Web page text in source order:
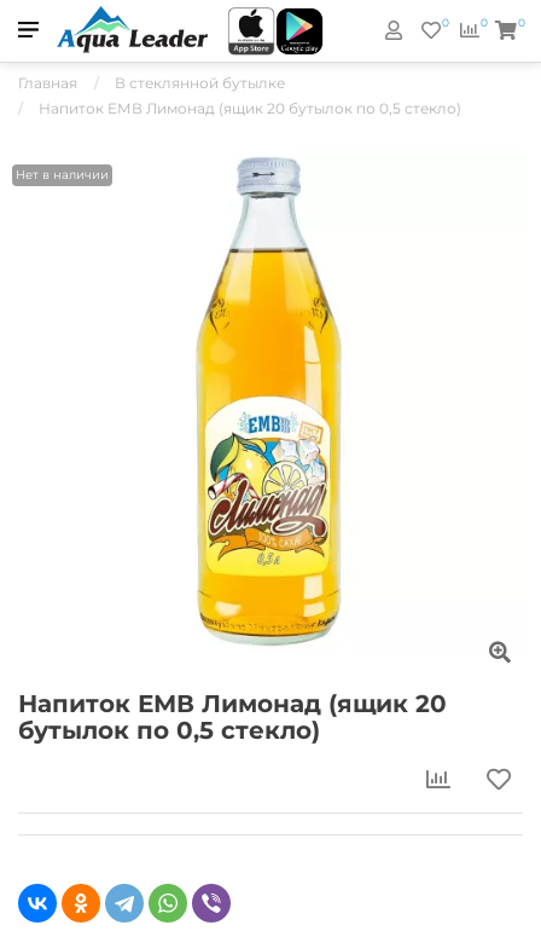
0
0 0
Главная
В стеклянной бутылке
Напиток ЕМВ Лимонад (ящик 20 бутылок по 0,5 стекло)
Нет в наличии
Напиток ЕМВ Лимонад (ящик 20
бутылок по 0,5 стекло)